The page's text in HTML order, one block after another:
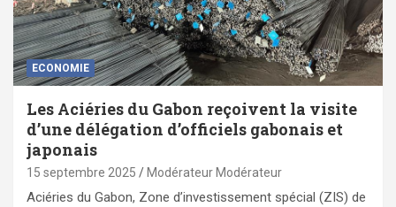
ECONOMIE
Les Aciéries du Gabon reçoivent la visite
d’une délégation d’officiels gabonais et
japonais
15 septembre 2025 Modérateur Modérateur
Aciéries du Gabon, Zone d’investissement spécial (ZIS) de